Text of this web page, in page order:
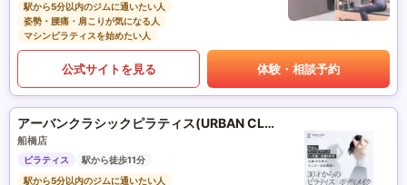
駅から5分以内のジムに通いたい人
姿勢・腰痛・肩こりが気になる人
マシンピラティスを始めたい人
公式サイトを見る 体験・相談予約
アーバンクラシックピラティス(URBAN CLASSIC PILATES)
船橋店
ピラティス
駅から徒歩11分
駅から5分以内のジムに通いたい人